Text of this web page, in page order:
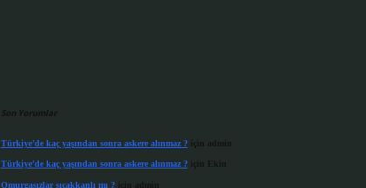
Son Yorumlar
Türkiye’de kaç yaşından sonra askere alınmaz ?için admin
Türkiye’de kaç yaşından sonra askere alınmaz ?için Ekin
Omurgasızlar sıcakkanlı mı ?için admin